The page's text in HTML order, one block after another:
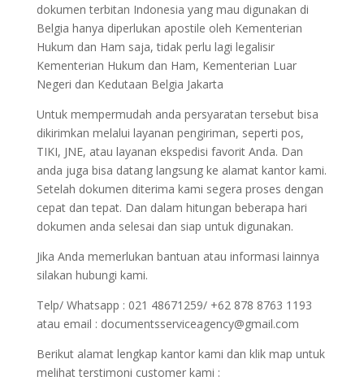
dokumen terbitan Indonesia yang mau digunakan di
Belgia hanya diperlukan apostile oleh Kementerian
Hukum dan Ham saja, tidak perlu lagi legalisir
Kementerian Hukum dan Ham, Kementerian Luar
Negeri dan Kedutaan Belgia Jakarta
Untuk mempermudah anda persyaratan tersebut bisa
dikirimkan melalui layanan pengiriman, seperti pos,
TIKI, JNE, atau layanan ekspedisi favorit Anda. Dan
anda juga bisa datang langsung ke alamat kantor kami.
Setelah dokumen diterima kami segera proses dengan
cepat dan tepat. Dan dalam hitungan beberapa hari
dokumen anda selesai dan siap untuk digunakan.
Jika Anda memerlukan bantuan atau informasi lainnya
silakan hubungi kami.
Telp/ Whatsapp : 021 48671259/ +62 878 8763 1193
atau email : documentsserviceagency@gmail.com
Berikut alamat lengkap kantor kami dan klik map untuk
melihat terstimoni customer kami :